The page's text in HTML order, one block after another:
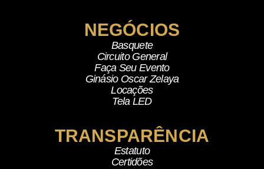
NEGÓCIOS
Basquete
Circuito General
Faça Seu Evento
Ginásio Oscar Zelaya
Locações
Tela LED
TRANSPARÊNCIA
Estatuto
Certidões